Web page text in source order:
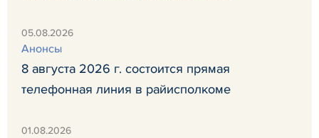
05.08.2026
Анонсы
8 августа 2026 г. состоится прямая
телефонная линия в райисполкоме
01.08.2026